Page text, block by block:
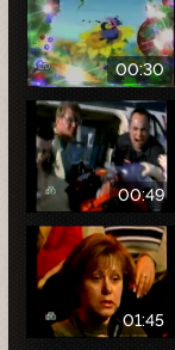
00:30
00:49
01:45